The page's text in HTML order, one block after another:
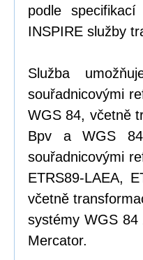
podle
INSPIRE služby
Služba
souřadnicovými
WGS 84, včetně
Bpv a WGS
souřadnicovými
ETRS89-LAEA,
včetně
systémy WGS
Mercator.